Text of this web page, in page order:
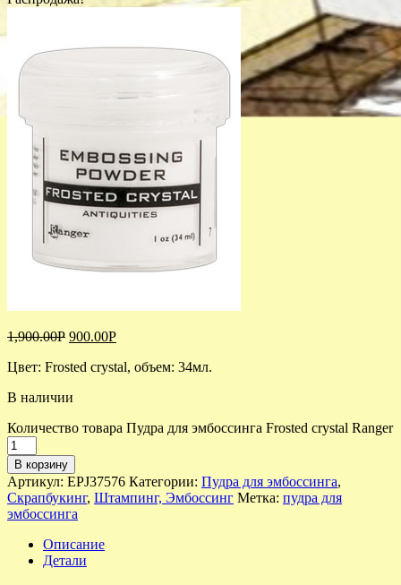
1,900.00Р 900.00Р
Цвет: Frosted crystal, объем: 34мл.
В наличии
Количество товара Пудра для эмбоссинга Frosted crystal Ranger
В корзину
Артикул: EPJ37576 Категории: Пудра для эмбоссинга,
Скрапбукинг, Штампинг, Эмбоссинг Метка: пудра для
эмбоссинга
Описание
Детали